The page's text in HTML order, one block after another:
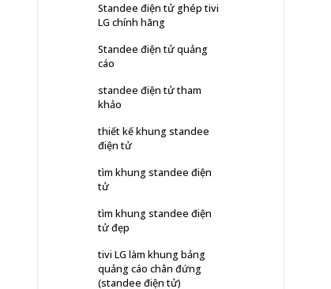
Standee điện tử ghép tivi
LG chính hãng
Standee điện tử quảng
cáo
standee điện tử tham
khảo
thiết kế khung standee
điện tử
tìm khung standee điện
tử
tìm khung standee điện
tử đẹp
tivi LG làm khung bảng
quảng cáo chân đứng
(standee điện tử)